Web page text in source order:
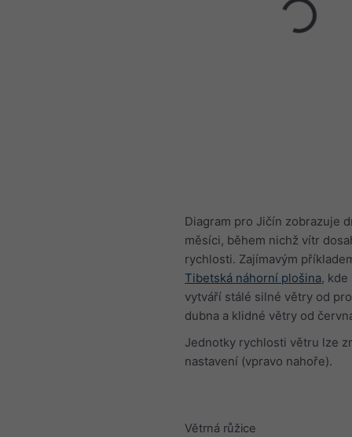
Diagram pro Jičín zobrazuje
měsíci, během nichž vítr
rychlosti. Zajímavým
Tibetská náhorní plošina,
vytváří stálé silné větry od
dubna a klidné větry od
Jednotky rychlosti větru lze
nastavení (vpravo nahoře).
Větrná růžice